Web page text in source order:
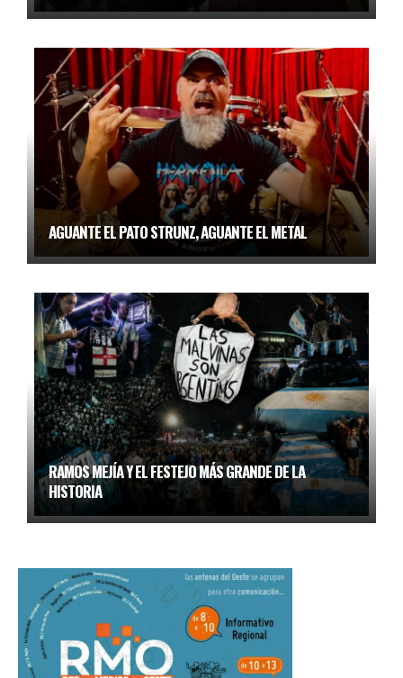
AGUANTE EL PATO STRUNZ, AGUANTE EL METAL
RAMOS MEJÍA Y EL FESTEJO MÁS GRANDE DE LA
HISTORIA